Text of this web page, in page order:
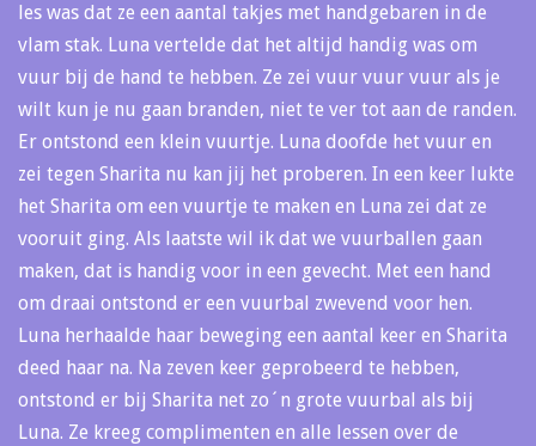
les was dat ze een aantal takjes met handgebaren in de
vlam stak. Luna vertelde dat het altijd handig was om
vuur bij de hand te hebben. Ze zei vuur vuur vuur als je
wilt kun je nu gaan branden, niet te ver tot aan de randen.
Er ontstond een klein vuurtje. Luna doofde het vuur en
zei tegen Sharita nu kan jij het proberen. In een keer lukte
het Sharita om een vuurtje te maken en Luna zei dat ze
vooruit ging. Als laatste wil ik dat we vuurballen gaan
maken, dat is handig voor in een gevecht. Met een hand
om draai ontstond er een vuurbal zwevend voor hen.
Luna herhaalde haar beweging een aantal keer en Sharita
deed haar na. Na zeven keer geprobeerd te hebben,
ontstond er bij Sharita net zo´n grote vuurbal als bij
Luna. Ze kreeg complimenten en alle lessen over de